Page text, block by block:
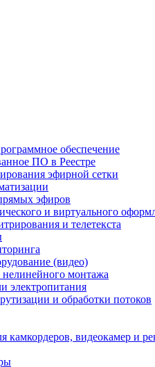
обеспечение
ПО в Реестре
эфирной сетки
эфиров
и виртуального
и телетекста
(видео)
монтажа
электропитания
и обработки потоков
камкордеров, видеокамер и